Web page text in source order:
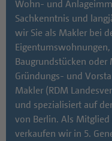
Bauten aus den
Neubaublocks, die
Zerstörungen
bietet das „Rathaus
seinen Spielplätzen
ein beliebtes
angrenzende
Wohn- und
Sachkenntnis und
wir Sie als Makler bei
Baugrundstücken oder
Gründungs- und
Makler (RDM
und spezialisiert auf
von Berlin. Als Mitglied
verkaufen wir in 5.